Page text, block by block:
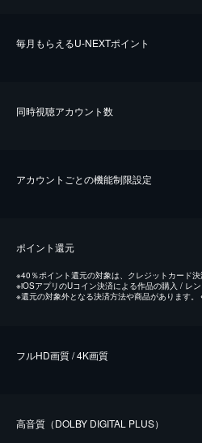
毎⽉もらえるU-NEXTポイント
同時視聴アカウント数
アカウントごとの機能制限設定
ポイント還元
※40％ポイント還元の対象は、クレジットカード決
※iOSアプリのUコイン決済による作品の購入 / レ
※還元の対象外となる決済方法や商品があります。
フルHD画質 / 4K画質
⾼⾳質（DOLBY DIGITAL PLUS）